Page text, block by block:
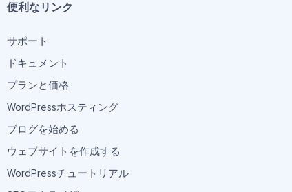
便利なリンク
サポート
ドキュメント
プランと価格
WordPressホスティング
ブログを始める
ウェブサイトを作成する
WordPressチュートリアル